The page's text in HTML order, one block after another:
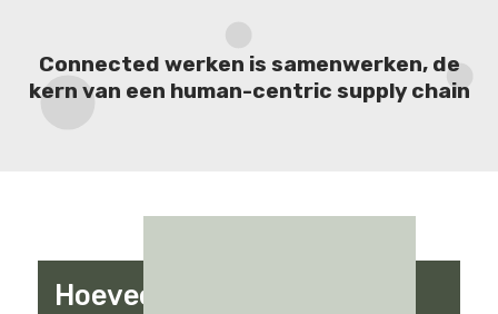
Connected werken is samenwerken, de
kern van een human-centric supply chain
Hoeveel